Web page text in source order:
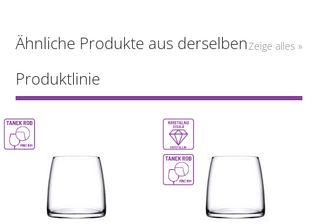
Ähnliche Produkte aus derselben
Produktlinie
Zeige alles »